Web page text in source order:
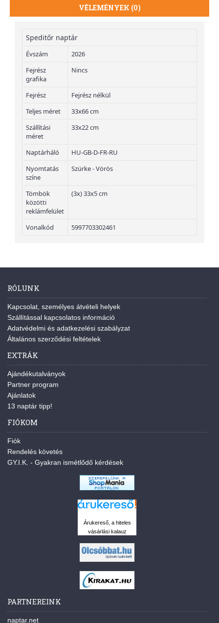
VÉLEMÉNYEK (0)
Speditőr naptár
Évszám
2026
Fejrész
grafika
Nincs
Fejrész
Fejrész nélkül
Teljes méret
33x66 cm
Szállítási
méret
33x22 cm
Naptárháló
HU-GB-D-FR-RU
Nyomtatás
színe
Szürke - Vörös
Tömbök
közötti
reklámfelület
(3x) 33x5 cm
Vonalkód 5997703302461
RÓLUNK
Kapcsolat, személyes átvételi helyek
Szállítással kapcsolatos információ
Adatvédelmi és adatkezelési szabályzat
Általános szerződési feltételek
EXTRÁK
Ajándékutalványok
Partner program
Ajánlatok
13 naptár tipp!
FIÓKOM
Fiók
Rendelés követés
GY.I.K. - Gyakran ismétlődő kérdések
Árukereső, a hiteles
vásárlási kalauz
PARTNEREINK
naptar.net